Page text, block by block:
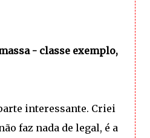
- classe exemplo,
interessante. Criei
faz nada de legal, é a